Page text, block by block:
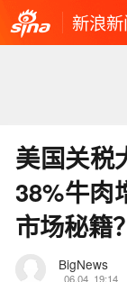
新浪
美国关税
38%牛肉
市场秘籍？
BigNews
06.04 19:14